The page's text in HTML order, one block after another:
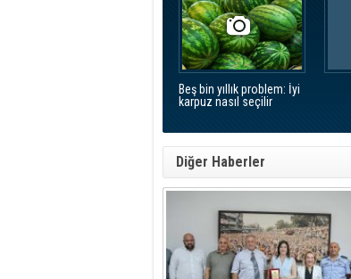
Beş bin yıllık problem: İyi
karpuz nasıl seçilir
Diğer Haberler